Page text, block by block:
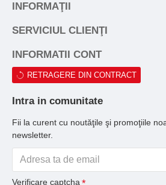
INFORMAŢII
SERVICIUL CLIENŢI
INFORMATII CONT
RETRAGERE DIN CONTRACT
Intra in comunitate
Fii la curent cu noutăţile şi promoţiile
newsletter.
Verificare captcha